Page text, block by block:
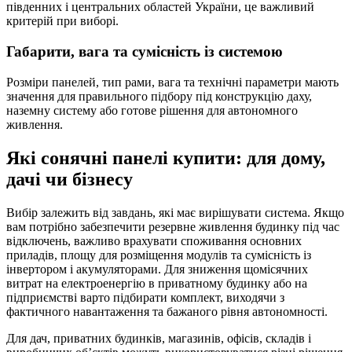
південних і центральних областей України, це важливий
критерій при виборі.
Габарити, вага та сумісність із системою
Розміри панелей, тип рами, вага та технічні параметри мають
значення для правильного підбору під конструкцію даху,
наземну систему або готове рішення для автономного
живлення.
Які сонячні панелі купити: для дому,
дачі чи бізнесу
Вибір залежить від завдань, які має вирішувати система. Якщо
вам потрібно забезпечити резервне живлення будинку під час
відключень, важливо врахувати споживання основних
приладів, площу для розміщення модулів та сумісність із
інвертором і акумуляторами. Для зниження щомісячних
витрат на електроенергію в приватному будинку або на
підприємстві варто підбирати комплект, виходячи з
фактичного навантаження та бажаного рівня автономності.
Для дач, приватних будинків, магазинів, офісів, складів і